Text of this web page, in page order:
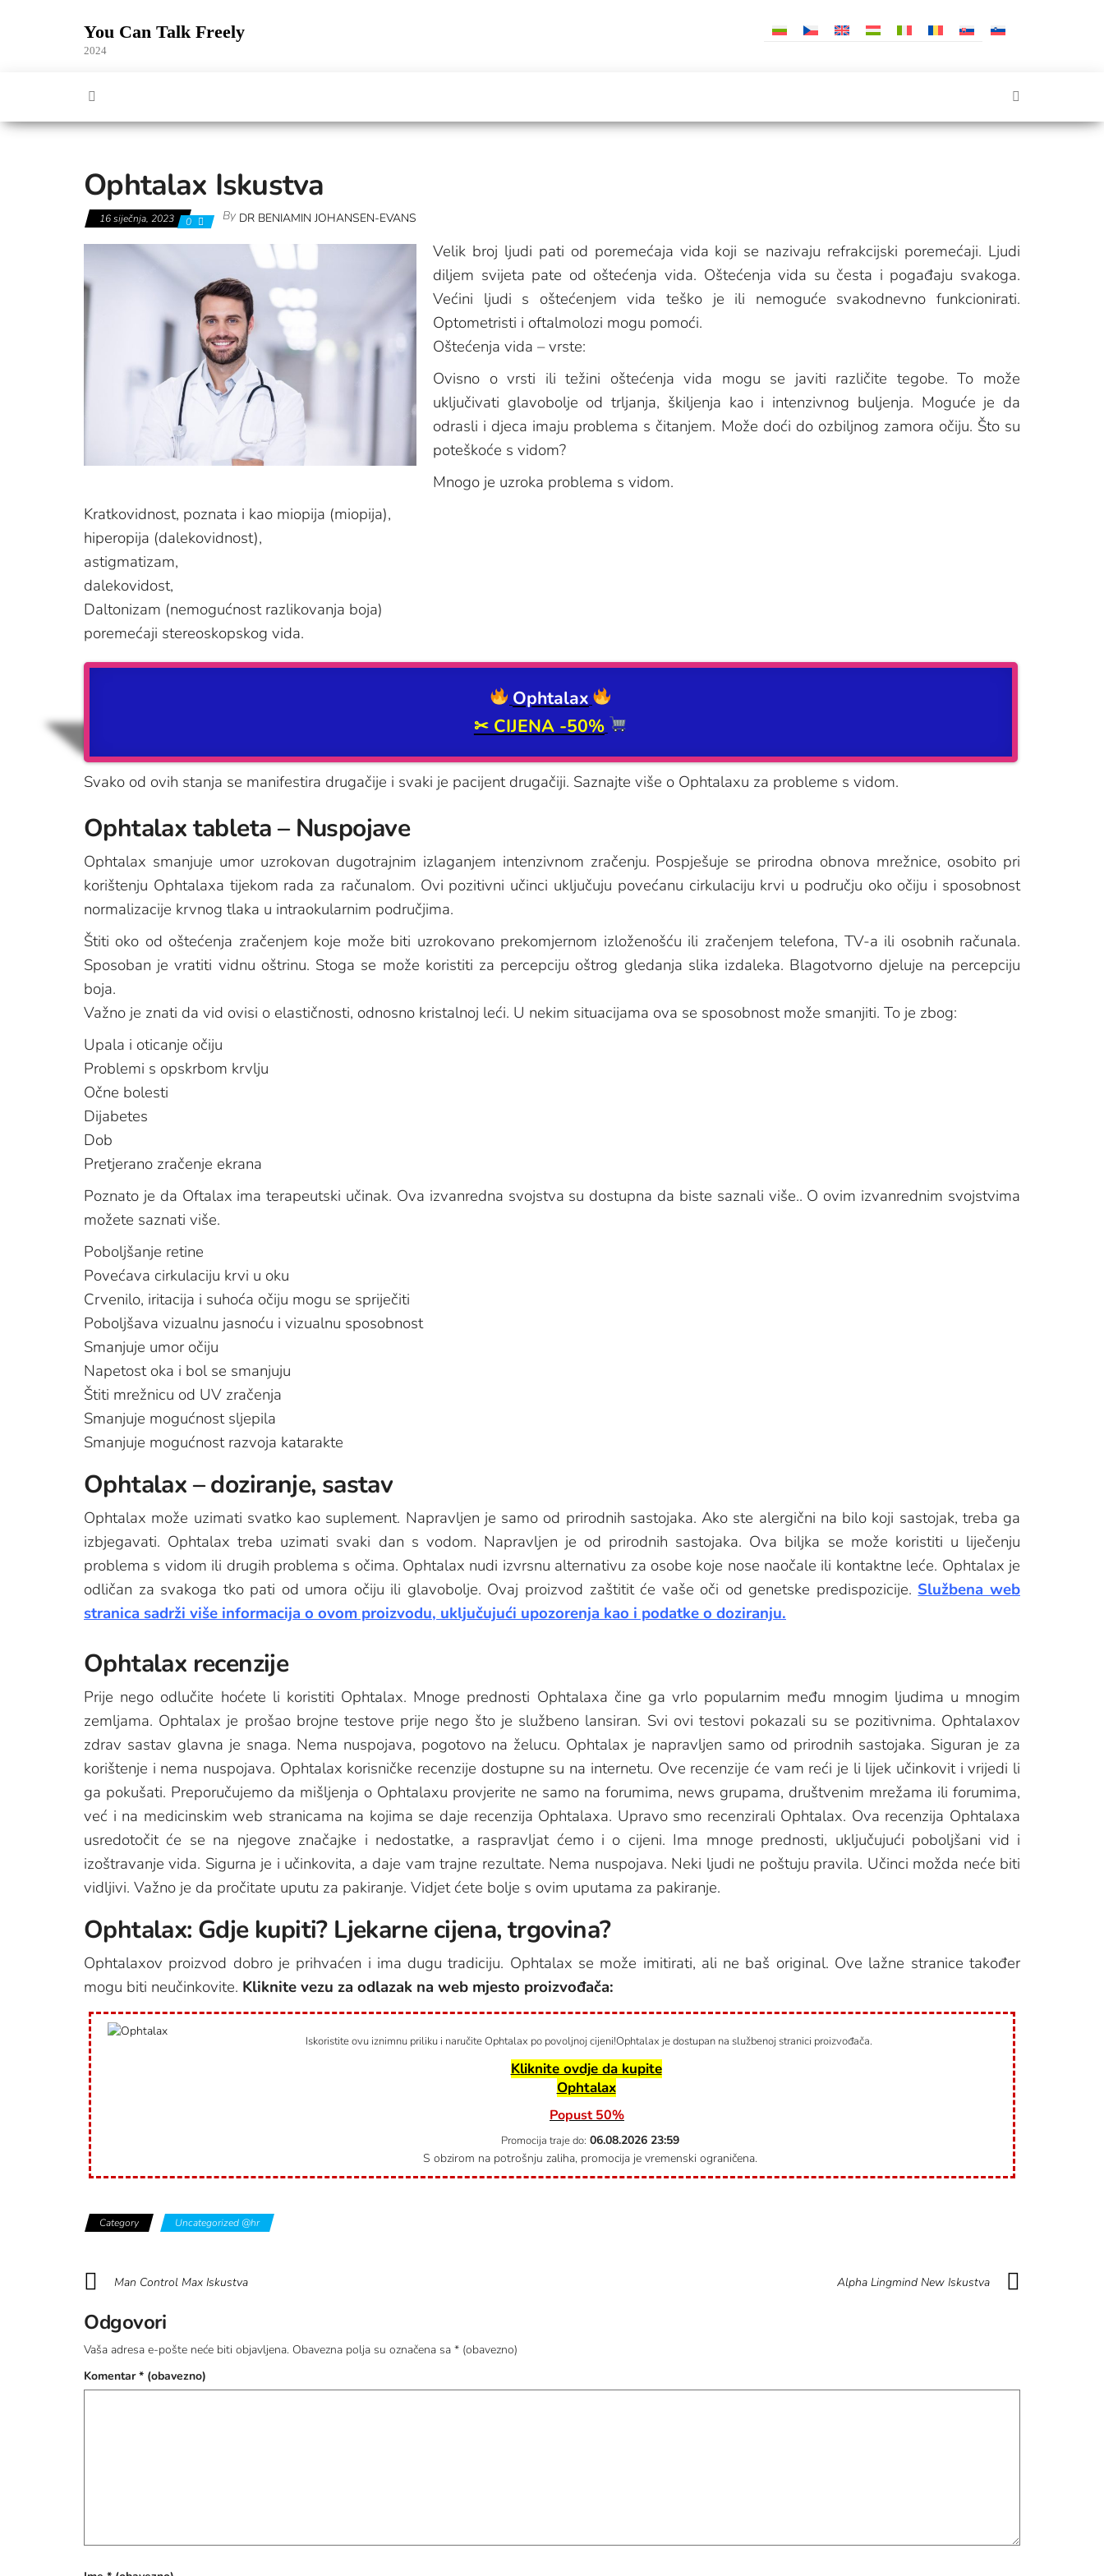
You Can Talk Freely
2024
Ophtalax Iskustva
16 siječnja, 2023 0 By DR BENIAMIN JOHANSEN-EVANS
Velik broj ljudi pati od poremećaja vida koji se nazivaju refrakcijski poremećaji. Ljudi
diljem svijeta pate od oštećenja vida. Oštećenja vida su česta i pogađaju svakoga.
Većini ljudi s oštećenjem vida teško je ili nemoguće svakodnevno funkcionirati.
Optometristi i oftalmolozi mogu pomoći.
Oštećenja vida – vrste:
Ovisno o vrsti ili težini oštećenja vida mogu se javiti različite tegobe. To može
uključivati glavobolje od trljanja, škiljenja kao i intenzivnog buljenja. Moguće je da
odrasli i djeca imaju problema s čitanjem. Može doći do ozbiljnog zamora očiju. Što su
poteškoće s vidom?
Mnogo je uzroka problema s vidom.
Kratkovidnost, poznata i kao miopija (miopija),
hiperopija (dalekovidnost),
astigmatizam,
dalekovidost,
Daltonizam (nemogućnost razlikovanja boja)
poremećaji stereoskopskog vida.
Ophtalax
✂ CIJENA -50%
Svako od ovih stanja se manifestira drugačije i svaki je pacijent drugačiji. Saznajte više o Ophtalaxu za probleme s vidom.
Ophtalax tableta – Nuspojave
Ophtalax smanjuje umor uzrokovan dugotrajnim izlaganjem intenzivnom zračenju. Pospješuje se prirodna obnova mrežnice, osobito pri
korištenju Ophtalaxa tijekom rada za računalom. Ovi pozitivni učinci uključuju povećanu cirkulaciju krvi u području oko očiju i sposobnost
normalizacije krvnog tlaka u intraokularnim područjima.
Štiti oko od oštećenja zračenjem koje može biti uzrokovano prekomjernom izloženošću ili zračenjem telefona, TV-a ili osobnih računala.
Sposoban je vratiti vidnu oštrinu. Stoga se može koristiti za percepciju oštrog gledanja slika izdaleka. Blagotvorno djeluje na percepciju
boja.
Važno je znati da vid ovisi o elastičnosti, odnosno kristalnoj leći. U nekim situacijama ova se sposobnost može smanjiti. To je zbog:
Upala i oticanje očiju
Problemi s opskrbom krvlju
Očne bolesti
Dijabetes
Dob
Pretjerano zračenje ekrana
Poznato je da Oftalax ima terapeutski učinak. Ova izvanredna svojstva su dostupna da biste saznali više.. O ovim izvanrednim svojstvima
možete saznati više.
Poboljšanje retine
Povećava cirkulaciju krvi u oku
Crvenilo, iritacija i suhoća očiju mogu se spriječiti
Poboljšava vizualnu jasnoću i vizualnu sposobnost
Smanjuje umor očiju
Napetost oka i bol se smanjuju
Štiti mrežnicu od UV zračenja
Smanjuje mogućnost sljepila
Smanjuje mogućnost razvoja katarakte
Ophtalax – doziranje, sastav
Ophtalax može uzimati svatko kao suplement. Napravljen je samo od prirodnih sastojaka. Ako ste alergični na bilo koji sastojak, treba ga
izbjegavati. Ophtalax treba uzimati svaki dan s vodom. Napravljen je od prirodnih sastojaka. Ova biljka se može koristiti u liječenju
problema s vidom ili drugih problema s očima. Ophtalax nudi izvrsnu alternativu za osobe koje nose naočale ili kontaktne leće. Ophtalax je
odličan za svakoga tko pati od umora očiju ili glavobolje. Ovaj proizvod zaštitit će vaše oči od genetske predispozicije. Službena web
stranica sadrži više informacija o ovom proizvodu, uključujući upozorenja kao i podatke o doziranju.
Ophtalax recenzije
Prije nego odlučite hoćete li koristiti Ophtalax. Mnoge prednosti Ophtalaxa čine ga vrlo popularnim među mnogim ljudima u mnogim
zemljama. Ophtalax je prošao brojne testove prije nego što je službeno lansiran. Svi ovi testovi pokazali su se pozitivnima. Ophtalaxov
zdrav sastav glavna je snaga. Nema nuspojava, pogotovo na želucu. Ophtalax je napravljen samo od prirodnih sastojaka. Siguran je za
korištenje i nema nuspojava. Ophtalax korisničke recenzije dostupne su na internetu. Ove recenzije će vam reći je li lijek učinkovit i vrijedi li
ga pokušati. Preporučujemo da mišljenja o Ophtalaxu provjerite ne samo na forumima, news grupama, društvenim mrežama ili forumima,
već i na medicinskim web stranicama na kojima se daje recenzija Ophtalaxa. Upravo smo recenzirali Ophtalax. Ova recenzija Ophtalaxa
usredotočit će se na njegove značajke i nedostatke, a raspravljat ćemo i o cijeni. Ima mnoge prednosti, uključujući poboljšani vid i
izoštravanje vida. Sigurna je i učinkovita, a daje vam trajne rezultate. Nema nuspojava. Neki ljudi ne poštuju pravila. Učinci možda neće biti
vidljivi. Važno je da pročitate uputu za pakiranje. Vidjet ćete bolje s ovim uputama za pakiranje.
Ophtalax: Gdje kupiti? Ljekarne cijena, trgovina?
Ophtalaxov proizvod dobro je prihvaćen i ima dugu tradiciju. Ophtalax se može imitirati, ali ne baš original. Ove lažne stranice također
mogu biti neučinkovite. Kliknite vezu za odlazak na web mjesto proizvođača:
Iskoristite ovu iznimnu priliku i naručite Ophtalax po povoljnoj cijeni!Ophtalax je dostupan na službenoj stranici proizvođača.
Kliknite ovdje da kupite
Ophtalax
Popust 50%
Promocija traje do: 06.08.2026 23:59
S obzirom na potrošnju zaliha, promocija je vremenski ograničena.
Category Uncategorized @hr
Man Control Max Iskustva Alpha Lingmind New Iskustva
Odgovori
Vaša adresa e-pošte neće biti objavljena. Obavezna polja su označena sa * (obavezno)
Komentar* (obavezno)